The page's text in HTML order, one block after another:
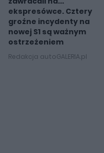
ekspresówce. Cztery
groźne incydenty na
nowej S1 są ważnym
ostrzeżeniem
Redakcja autoGALERIA.pl